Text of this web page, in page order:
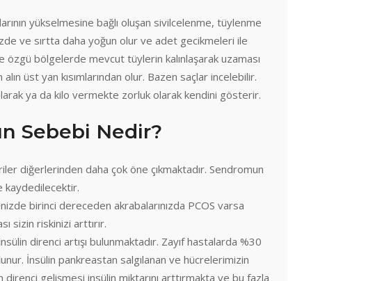
yükselmesine bağlı oluşan sivilcelenme, tüylenme
ve sırtta daha yoğun olur ve adet gecikmeleri ile
bölgelerde mevcut tüylerin kalınlaşarak uzaması
üst yan kısımlarından olur. Bazen saçlar incelebilir.
ya da kilo vermekte zorluk olarak kendini gösterir.
Sebebi Nedir?
diğerlerinden daha çok öne çıkmaktadır. Sendromun
kaydedilecektir.
birinci dereceden akrabalarınızda PCOS varsa
sizin riskinizi arttırır.
direnci artışı bulunmaktadır. Zayıf hastalarda %30
İnsülin pankreastan salgılanan ve hücrelerimizin
gelişmesi insülin miktarını arttırmakta ve bu fazla